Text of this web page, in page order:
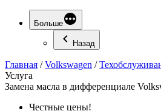
Больше
Назад
Главная /Volkswagen /
Услуга
Замена масла в дифференциале
Честные цены!